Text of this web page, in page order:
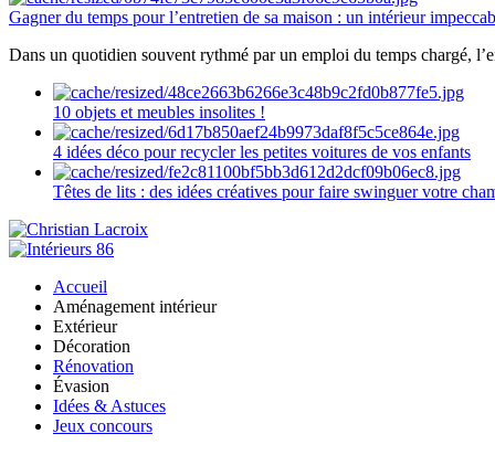
Gagner du temps pour l’entretien de sa maison : un intérieur
Dans un quotidien souvent rythmé par un emploi du temps chargé,
10 objets et meubles insolites !
4 idées déco pour recycler les petites voitures de vos enfants
Têtes de lits : des idées créatives pour faire swinguer votre
Accueil
Aménagement intérieur
Extérieur
Décoration
Rénovation
Évasion
Idées & Astuces
Jeux concours